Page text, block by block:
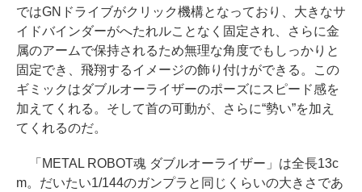
ではGNドライブがクリック機構となっており、大きなサ
イドバインダーがへたれルことなく固定され、さらに金
属のアームで保持されるため無理な角度でもしっかりと
固定でき、飛翔するイメージの飾り付けができる。この
ギミックはダブルオーライザーのポーズにスピード感を
加えてくれる。そして首の可動が、さらに“勢い”を加え
てくれるのだ。
「METAL ROBOT魂 ダブルオーライザー」は全長13c
m。だいたい1/144のガンプラと同じくらいの大きさであ